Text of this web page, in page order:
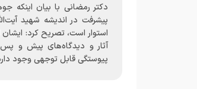
دکتر رمضانی با بیان اینکه
پیشرفت در اندیشه شهید
استوار است، تصریح کرد:
آثار و دیدگاه‌های پیش و
پیوستگی قابل توجهی وجود